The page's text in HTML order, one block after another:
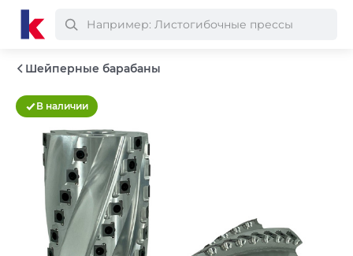
Шейперные барабаны
В наличии